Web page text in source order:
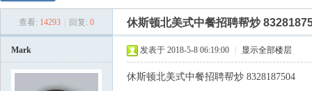
› ›
查看: 14293 回复: 0 休斯顿北美式中餐招聘帮炒
Mark 发表于 2018-5-8 06:19:00 显示全部楼层
休斯顿北美式中餐招聘帮炒 8328187504